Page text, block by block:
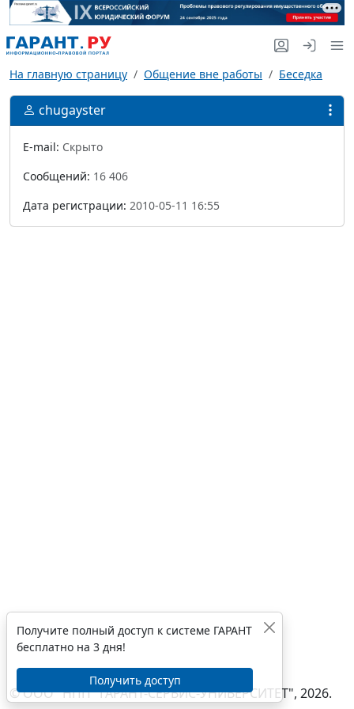
На главную страницу Общение вне работы Беседка
chugayster
E-mail: Скрыто
Сообщений: 16 406
Дата регистрации: 2010-05-11 16:55
© ООО "НПП "ГАРАНТ-СЕРВИС-УНИВЕРСИТЕТ", 2026.
Получите полный доступ к системе ГАРАНТ
бесплатно на 3 дня!
Получить доступ